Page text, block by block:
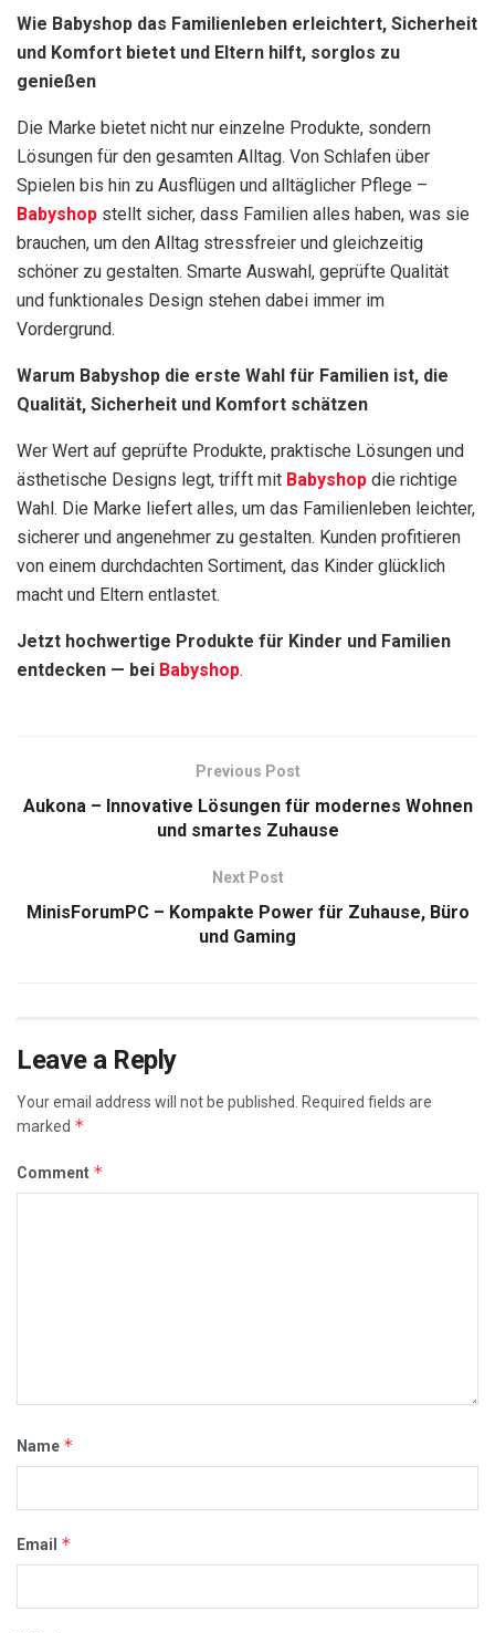
Wie Babyshop das Familienleben erleichtert, Sicherheit
und Komfort bietet und Eltern hilft, sorglos zu
genießen
Die Marke bietet nicht nur einzelne Produkte, sondern
Lösungen für den gesamten Alltag. Von Schlafen über
Spielen bis hin zu Ausflügen und alltäglicher Pflege –
Babyshop stellt sicher, dass Familien alles haben, was sie
brauchen, um den Alltag stressfreier und gleichzeitig
schöner zu gestalten. Smarte Auswahl, geprüfte Qualität
und funktionales Design stehen dabei immer im
Vordergrund.
Warum Babyshop die erste Wahl für Familien ist, die
Qualität, Sicherheit und Komfort schätzen
Wer Wert auf geprüfte Produkte, praktische Lösungen und
ästhetische Designs legt, trifft mit Babyshop die richtige
Wahl. Die Marke liefert alles, um das Familienleben leichter,
sicherer und angenehmer zu gestalten. Kunden profitieren
von einem durchdachten Sortiment, das Kinder glücklich
macht und Eltern entlastet.
Jetzt hochwertige Produkte für Kinder und Familien
entdecken — bei Babyshop.
Previous Post
Aukona – Innovative Lösungen für modernes Wohnen
und smartes Zuhause
Next Post
MinisForumPC – Kompakte Power für Zuhause, Büro
und Gaming
Leave a Reply
Your email address will not be published. Required fields are
marked *
Comment *
Name *
Email *